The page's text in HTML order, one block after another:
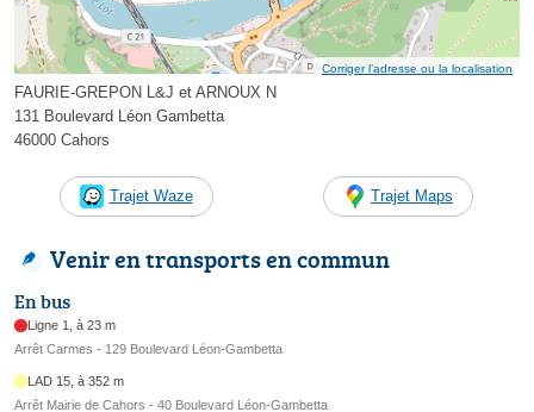
Corriger l’adresse ou la localisation
FAURIE-GREPON L&J et ARNOUX N
131 Boulevard Léon Gambetta
46000 Cahors
Trajet Waze Trajet Maps
Venir en transports en commun
En bus
Ligne 1, à 23 m
Arrêt Carmes - 129 Boulevard Léon-Gambetta
LAD 15, à 352 m
Arrêt Mairie de Cahors - 40 Boulevard Léon-Gambetta